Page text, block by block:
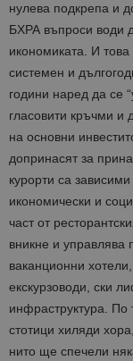
нулева подкрепа и
БХРА въпроси води
икономиката. И
системен и
години наред да се
гласовити кръчми
на основни
допринасят за
курорти са
икономически и
част от
вникне и управлява
ваканционни
екскурзоводи, ски
инфраструктура. По
стотици хиляди
нито ще спечели